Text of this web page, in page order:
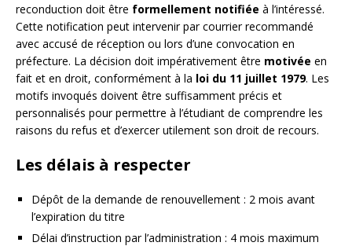
reconduction doit être formellement notifiée à l’intéressé.
Cette notification peut intervenir par courrier recommandé
avec accusé de réception ou lors d’une convocation en
préfecture. La décision doit impérativement être motivée en
fait et en droit, conformément à la loi du 11 juillet 1979. Les
motifs invoqués doivent être suffisamment précis et
personnalisés pour permettre à l’étudiant de comprendre les
raisons du refus et d’exercer utilement son droit de recours.
Les délais à respecter
Dépôt de la demande de renouvellement : 2 mois avant
l’expiration du titre
Délai d’instruction par l’administration : 4 mois maximum